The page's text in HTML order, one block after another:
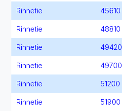
Rinnetie 45610
Rinnetie 48810
Rinnetie 49420
Rinnetie 49700
Rinnetie 51200
Rinnetie 51900